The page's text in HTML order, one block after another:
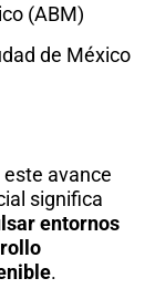
(ABM)
de México
avance
significa
entornos
.